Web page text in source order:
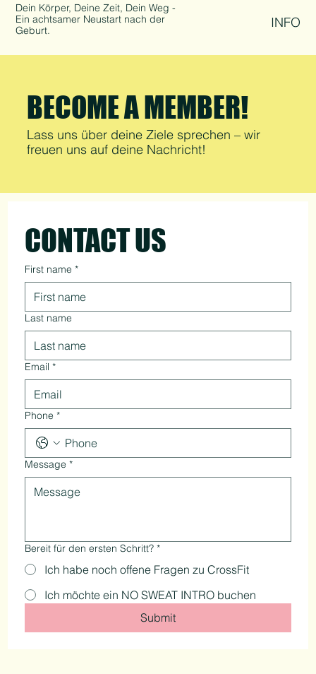
Dein Körper, Deine Zeit, Dein Weg -
Ein achtsamer Neustart nach der
Geburt.
INFO
BECOME A MEMBER!
Lass uns über deine Ziele sprechen – wir
freuen uns auf deine Nachricht!
CONTACT US
First name *
Last name
Email *
Phone *
Message *
Bereit für den ersten Schritt? *
Ich habe noch offene Fragen zu CrossFit
Ich möchte ein NO SWEAT INTRO buchen
Submit